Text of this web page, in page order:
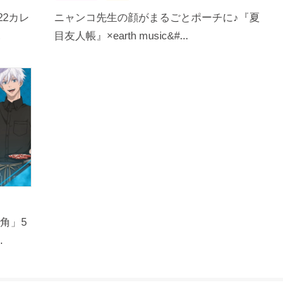
カレ
ニャンコ先生の顔がまるごとポーチに♪『夏
目友人帳』×earth music&#...
」5